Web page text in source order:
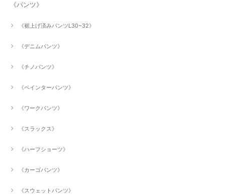
《パンツ》
《裾上げ済みパンツL30~32》
《デニムパンツ》
《チノパンツ》
《ペインターパンツ》
《ワークパンツ》
《スラックス》
《ハーフショーツ》
《カーゴパンツ》
《スウェットパンツ》